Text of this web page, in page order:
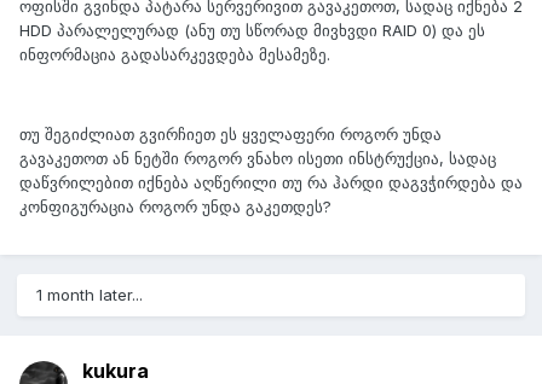
ოფისში გვინდა პატარა სერვერივით გავაკეთოთ, სადაც იქნება 2
HDD პარალელურად (ანუ თუ სწორად მივხვდი RAID 0) და ეს
ინფორმაცია გადასარკევდება მესამეზე.
თუ შეგიძლიათ გვირჩიეთ ეს ყველაფერი როგორ უნდა
გავაკეთოთ ან ნეტში როგორ ვნახო ისეთი ინსტრუქცია, სადაც
დაწვრილებით იქნება აღწერილი თუ რა ჰარდი დაგვჭირდება და
კონფიგურაცია როგორ უნდა გაკეთდეს?
1 month later...
kukura